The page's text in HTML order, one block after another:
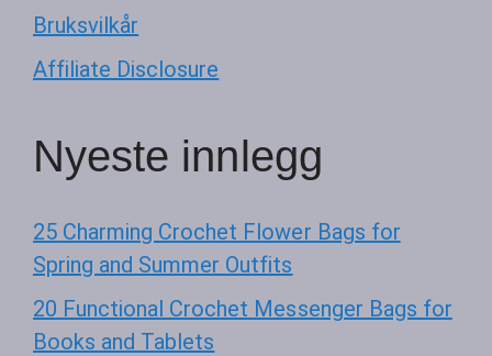
Bruksvilkår
Affiliate Disclosure
Nyeste innlegg
25 Charming Crochet Flower Bags for
Spring and Summer Outfits
20 Functional Crochet Messenger Bags for
Books and Tablets